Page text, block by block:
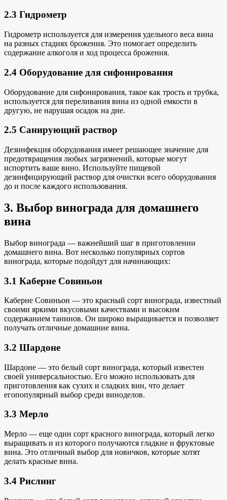
2.3 Гидрометр
Гидрометр используется для измерения удельного веса вина
на разных стадиях брожения. Это помогает определить
содержание алкоголя и ход процесса брожения.
2.4 Оборудование для сифонирования
Оборудование для сифонирования, такое как трость и трубка,
используется для переливания вина из одной емкости в
другую, не нарушая осадок на дне.
2.5 Санирующий раствор
Дезинфекция оборудования имеет решающее значение для
предотвращения любых загрязнений, которые могут
испортить ваше вино. Используйте пищевой
дезинфицирующий раствор для очистки всего оборудования
до и после каждого использования.
3. Выбор винограда для домашнего
вина
Выбор винограда — важнейший шаг в приготовлении
домашнего вина. Вот несколько популярных сортов
винограда, которые подойдут для начинающих:
3.1 Каберне Совиньон
Каберне Совиньон — это красный сорт винограда, известный
своими яркими вкусовыми качествами и высоким
содержанием танинов. Он широко выращивается и позволяет
получать отличные домашние вина.
3.2 Шардоне
Шардоне — это белый сорт винограда, который известен
своей универсальностью. Его можно использовать для
приготовления как сухих и сладких вин, что делает
егопопулярный выбор среди виноделов.
3.3 Мерло
Мерло — еще один сорт красного винограда, который легко
выращивать и из которого получаются гладкие и фруктовые
вина. Это отличный выбор для новичков, которые хотят
делать красные вина.
3.4 Рислинг